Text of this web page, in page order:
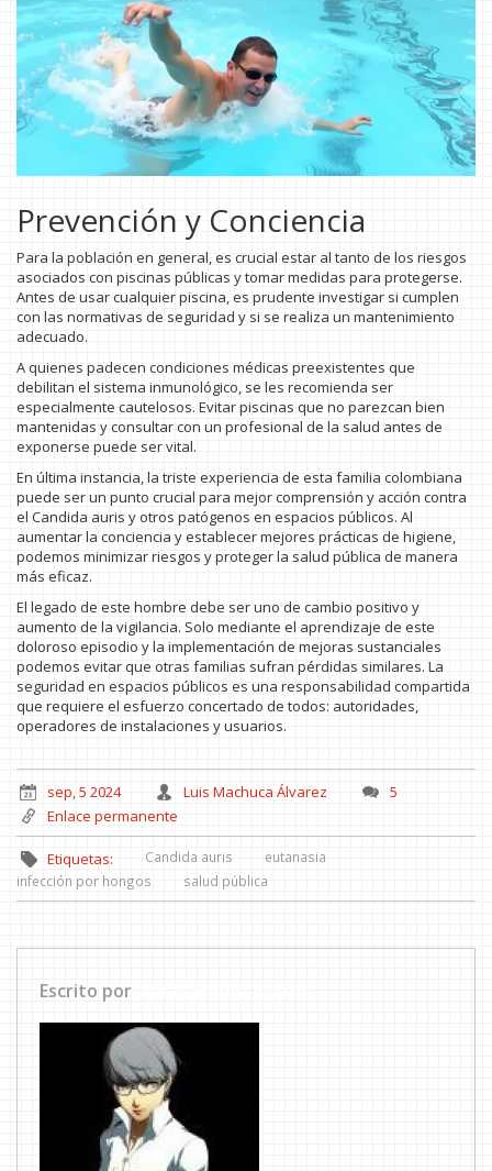
Prevención y Conciencia
Para la población en general, es crucial estar al tanto de los riesgos
asociados con piscinas públicas y tomar medidas para protegerse.
Antes de usar cualquier piscina, es prudente investigar si cumplen
con las normativas de seguridad y si se realiza un mantenimiento
adecuado.
A quienes padecen condiciones médicas preexistentes que
debilitan el sistema inmunológico, se les recomienda ser
especialmente cautelosos. Evitar piscinas que no parezcan bien
mantenidas y consultar con un profesional de la salud antes de
exponerse puede ser vital.
En última instancia, la triste experiencia de esta familia colombiana
puede ser un punto crucial para mejor comprensión y acción contra
el Candida auris y otros patógenos en espacios públicos. Al
aumentar la conciencia y establecer mejores prácticas de higiene,
podemos minimizar riesgos y proteger la salud pública de manera
más eficaz.
El legado de este hombre debe ser uno de cambio positivo y
aumento de la vigilancia. Solo mediante el aprendizaje de este
doloroso episodio y la implementación de mejoras sustanciales
podemos evitar que otras familias sufran pérdidas similares. La
seguridad en espacios públicos es una responsabilidad compartida
que requiere el esfuerzo concertado de todos: autoridades,
operadores de instalaciones y usuarios.
sep, 5 2024 Luis Machuca Álvarez
5
Enlace permanente
Etiquetas: Candida auris
eutanasia
infección por hongos
salud pública
Escrito por